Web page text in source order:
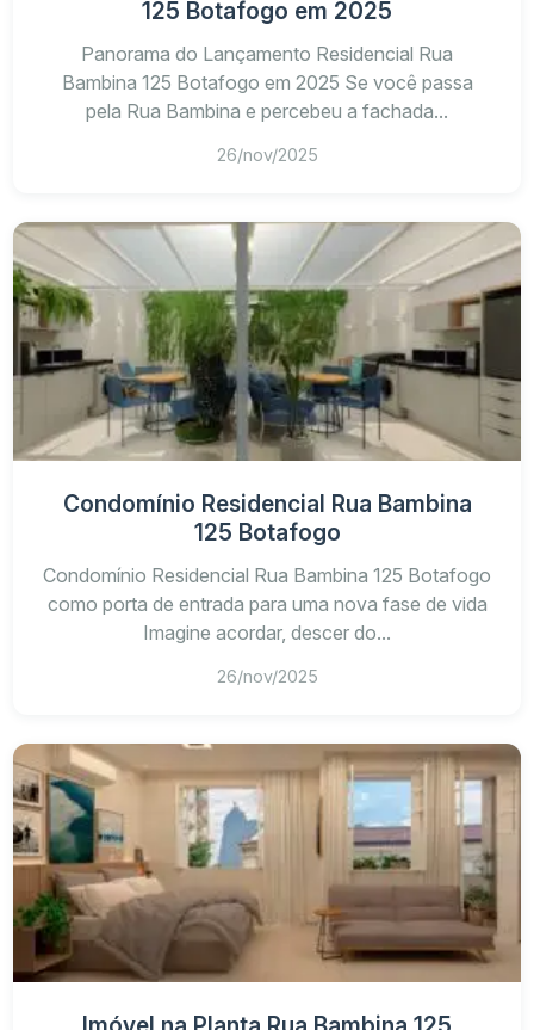
1,7 milhão
125 Botafogo em 2025
Panorama do Lançamento Residencial Rua
Bambina 125 Botafogo em 2025 Se você passa
pela Rua Bambina e percebeu a fachada...
26/nov/2025
Condomínio Residencial Rua Bambina
125 Botafogo
Condomínio Residencial Rua Bambina 125 Botafogo
como porta de entrada para uma nova fase de vida
Imagine acordar, descer do...
26/nov/2025